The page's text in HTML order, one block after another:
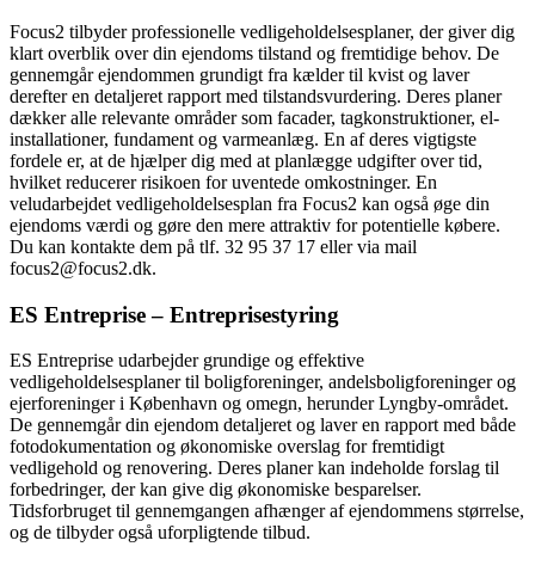
Focus2 tilbyder professionelle vedligeholdelsesplaner, der giver dig
klart overblik over din ejendoms tilstand og fremtidige behov. De
gennemgår ejendommen grundigt fra kælder til kvist og laver
derefter en detaljeret rapport med tilstandsvurdering. Deres planer
dækker alle relevante områder som facader, tagkonstruktioner, el-
installationer, fundament og varmeanlæg. En af deres vigtigste
fordele er, at de hjælper dig med at planlægge udgifter over tid,
hvilket reducerer risikoen for uventede omkostninger. En
veludarbejdet vedligeholdelsesplan fra Focus2 kan også øge din
ejendoms værdi og gøre den mere attraktiv for potentielle købere.
Du kan kontakte dem på tlf. 32 95 37 17 eller via mail
focus2@focus2.dk.
ES Entreprise – Entreprisestyring
ES Entreprise udarbejder grundige og effektive
vedligeholdelsesplaner til boligforeninger, andelsboligforeninger og
ejerforeninger i København og omegn, herunder Lyngby-området.
De gennemgår din ejendom detaljeret og laver en rapport med både
fotodokumentation og økonomiske overslag for fremtidigt
vedligehold og renovering. Deres planer kan indeholde forslag til
forbedringer, der kan give dig økonomiske besparelser.
Tidsforbruget til gennemgangen afhænger af ejendommens størrelse,
og de tilbyder også uforpligtende tilbud.